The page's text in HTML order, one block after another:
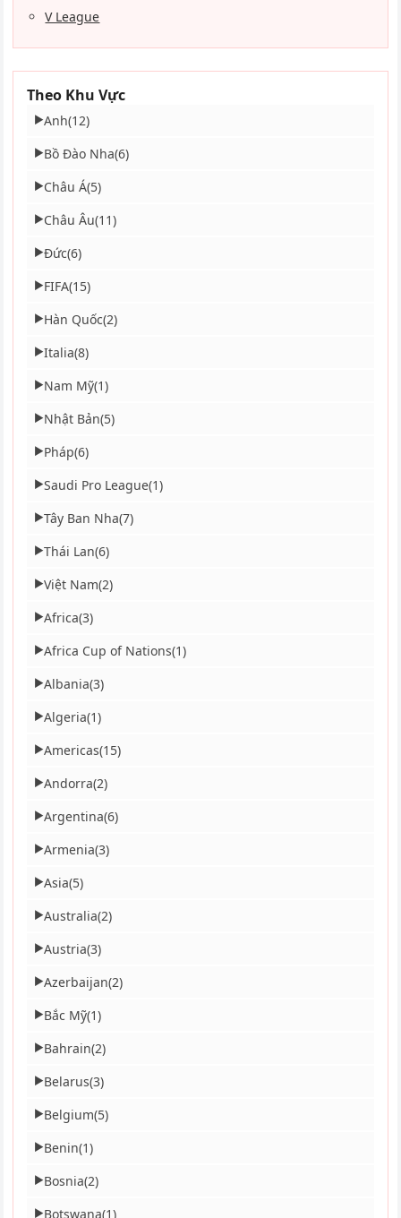
V League
Theo Khu Vực
▶Anh(12)
▶Bồ Đào Nha(6)
▶Châu Á(5)
▶Châu Âu(11)
▶Đức(6)
▶FIFA(15)
▶Hàn Quốc(2)
▶Italia(8)
▶Nam Mỹ(1)
▶Nhật Bản(5)
▶Pháp(6)
▶Saudi Pro League(1)
▶Tây Ban Nha(7)
▶Thái Lan(6)
▶Việt Nam(2)
▶Africa(3)
▶Africa Cup of Nations(1)
▶Albania(3)
▶Algeria(1)
▶Americas(15)
▶Andorra(2)
▶Argentina(6)
▶Armenia(3)
▶Asia(5)
▶Australia(2)
▶Austria(3)
▶Azerbaijan(2)
▶Bắc Mỹ(1)
▶Bahrain(2)
▶Belarus(3)
▶Belgium(5)
▶Benin(1)
▶Bosnia(2)
▶Botswana(1)